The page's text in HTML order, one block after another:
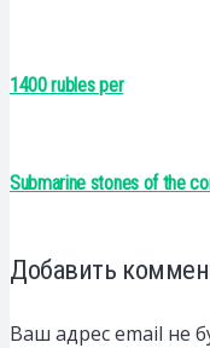
1400 rubles per
Submarine stones of the
Добавить
Ваш адрес email не